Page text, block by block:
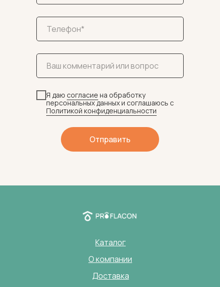
Я даю согласие на обработку
персональных данных и соглашаюсь c
Политикой конфиденциальности
Отправить
О компании
Каталог
Доставка